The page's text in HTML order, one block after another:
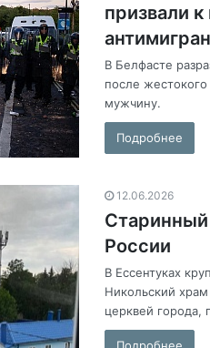
призвали
В Белфасте
после
мужчину.
Подробнее
12.06.2026
Старинный
России
В Ессентуках
Никольский
церквей города,
Подробнее